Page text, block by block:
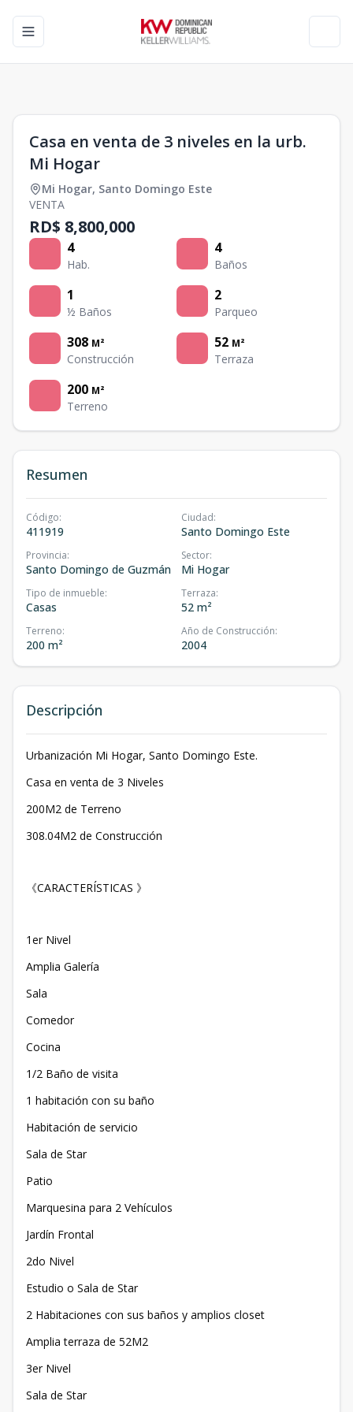
Toggle navigation menu
Casa en venta de 3 niveles en la urb.
Mi Hogar
Mi Hogar, Santo Domingo Este
VENTA
RD$ 8,800,000
4
Hab.
4
Baños
1
½ Baños
2
Parqueo
308 M²
Construcción
52 M²
Terraza
200 M²
Terreno
Resumen
Código:
411919
Ciudad:
Santo Domingo Este
Provincia:
Santo Domingo de Guzmán
Sector:
Mi Hogar
Tipo de inmueble:
Casas
Terraza:
52 m²
Terreno:
200 m²
Año de Construcción:
2004
Descripción
Urbanización Mi Hogar, Santo Domingo Este.
Casa en venta de 3 Niveles
200M2 de Terreno
308.04M2 de Construcción
《CARACTERÍSTICAS 》
1er Nivel
Amplia Galería
Sala
Comedor
Cocina
1/2 Baño de visita
1 habitación con su baño
Habitación de servicio
Sala de Star
Patio
Marquesina para 2 Vehículos
Jardín Frontal
2do Nivel
Estudio o Sala de Star
2 Habitaciones con sus baños y amplios closet
Amplia terraza de 52M2
3er Nivel
Sala de Star